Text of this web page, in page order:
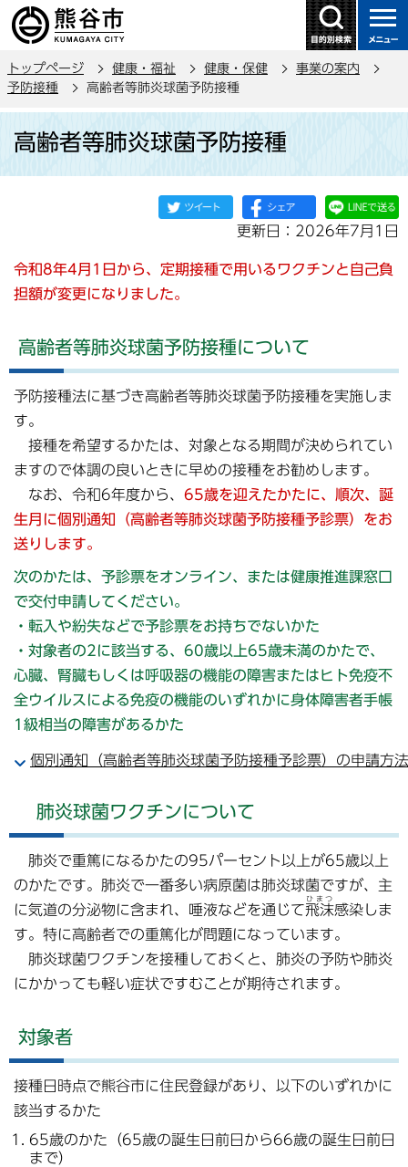
の
ー
トップページ 健康・福祉 健康・保健
事業の案内
予防接種
高齢者等肺炎球菌予防接種
高齢者等肺炎球菌予防接種
更新日：2026年7月1日
令和8年4月1日から、定期接種で用いるワクチンと自己負
担額が変更になりました。
高齢者等肺炎球菌予防接種について
予防接種法に基づき高齢者等肺炎球菌予防接種を実施しま
す。
接種を希望するかたは、対象となる期間が決められてい
ますので体調の良いときに早めの接種をお勧めします。
なお、令和6年度から、 65歳を迎えたかたに、順次、誕
生月に個別通知（高齢者等肺炎球菌予防接種予診票）をお
送りします。
次のかたは、予診票をオンライン、または健康推進課窓口
で交付申請してください。
・転入や紛失などで予診票をお持ちでないかた
・対象者の2に該当する、60歳以上65歳未満のかたで、
心臓、腎臓もしくは呼吸器の機能の障害またはヒト免疫不
全ウイルスによる免疫の機能のいずれかに身体障害者手帳
1級相当の障害があるかた
個別通知（高齢者等肺炎球菌予防接種予診票）の申請方
肺炎球菌ワクチンについて
肺炎で重篤になるかたの95パーセント以上が65歳以上
のかたです。肺炎で一番多い病原菌は肺炎球菌ですが、主
に気道の分泌物に含まれ、唾液などを通じて飛沫
ひまつ
感染しま
す。特に高齢者での重篤化が問題になっています。
肺炎球菌ワクチンを接種しておくと、肺炎の予防や肺炎
にかかっても軽い症状ですむことが期待されます。
対象者
接種日時点で熊谷市に住民登録があり、以下のいずれかに
該当するかた
65歳のかた（65歳の誕生日前日から66歳の誕生日前日
まで）